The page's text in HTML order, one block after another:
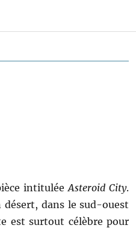
intituléeAsteroid City.
dans le sud-ouest
est surtout célèbre pour